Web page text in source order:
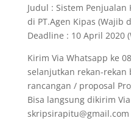
Judul : Sistem
di PT.Agen Kipas (Wajib
Deadline : 10 April 2020
Kirim Via Whatsapp ke
selanjutkan rekan-rekan
rancangan / proposal
Bisa langsung dikirim
skripsirapitu@gmail.com